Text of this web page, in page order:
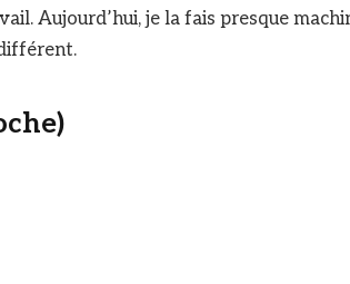
Aujourd’hui, je la fais presque